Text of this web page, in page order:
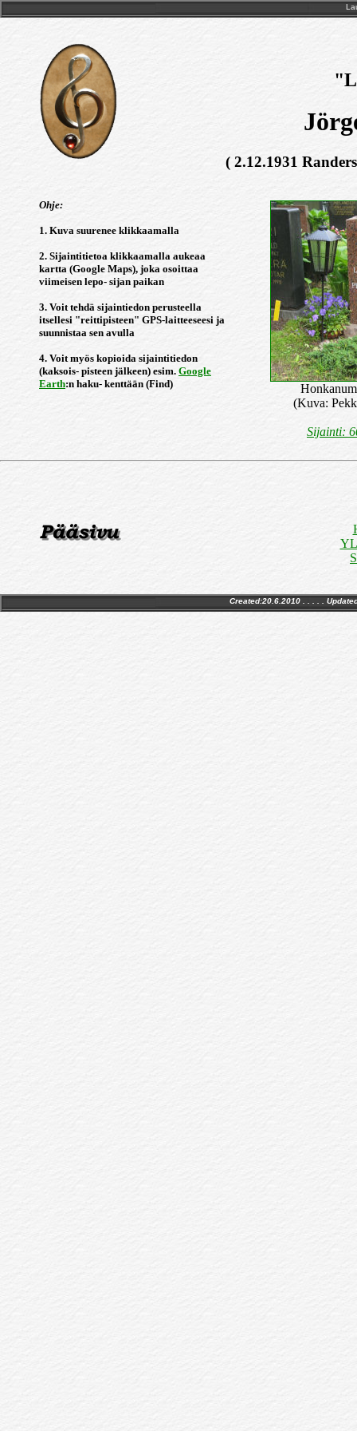
( 2.12.1931
Ohje:
1. Kuva suurenee klikkaamalla
2. Sijaintitietoa klikkaamalla aukeaa
kartta (Google Maps), joka osoittaa
viimeisen lepo- sijan paikan
3. Voit tehdä sijaintiedon perusteella
itsellesi "reittipisteen" GPS-laitteeseesi ja
suunnistaa sen avulla
4. Voit myös kopioida sijaintitiedon
(kaksois- pisteen jälkeen) esim. Google
Earth:n haku- kenttään (Find)
(Kuva:
Sijainti:
Created:20.6.2010 . . . . .